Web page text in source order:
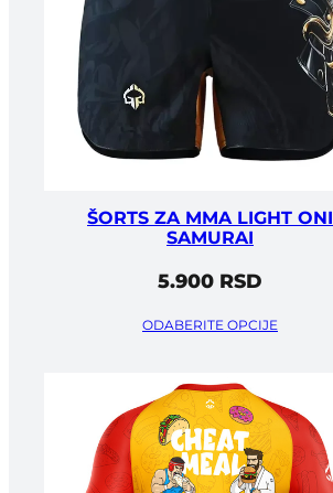
ŠORTS ZA MMA LIGHT ONI
SAMURAI
5.900 RSD
ODABERITE OPCIJE